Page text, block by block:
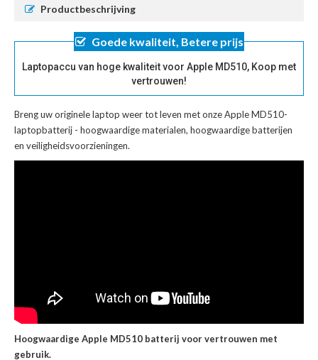
Productbeschrijving
Goede kwaliteit, Betere prijs
Laptopaccu van hoge kwaliteit voor Apple MD510, Koop met
vertrouwen!
Breng uw originele laptop weer tot leven met onzeApple MD510-
laptopbatterij - hoogwaardige materialen, hoogwaardige batterijen
en veiligheidsvoorzieningen.
Hoogwaardige Apple MD510 batterij voor vertrouwen met
gebruik.